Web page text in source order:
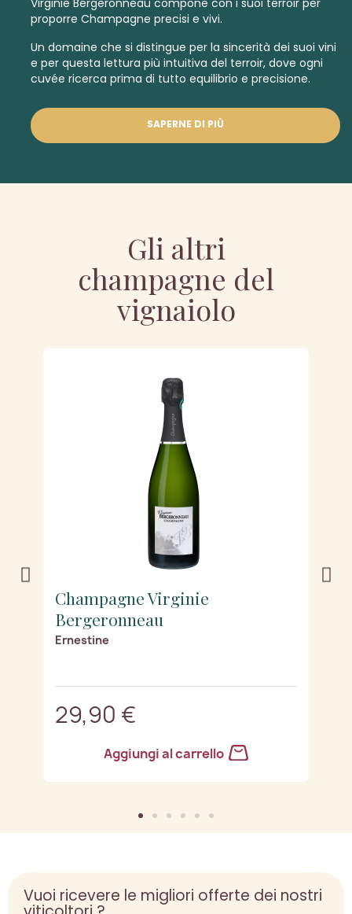
proporre Champagne precisi e vivi.
Un domaine che si distingue per la sincerità dei suoi vini
e per questa lettura più intuitiva del terroir, dove ogni
cuvée ricerca prima di tutto equilibrio e precisione.
SAPERNE DI PIÙ
Gli altri
champagne del
vignaiolo
Champagne Virginie
Bergeronneau
Ernestine
29,90 €
Aggiungi al carrello
Vuoi ricevere le migliori offerte dei nostri